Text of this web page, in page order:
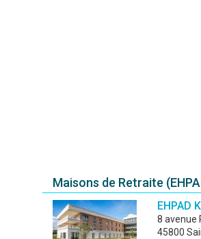
Maisons de Retraite
EHPAD
8
45800